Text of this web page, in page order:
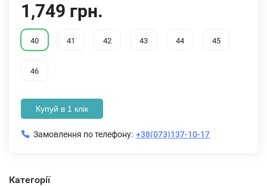
1,749 грн.
40 41 42 43 44 45
46
Купуй в 1 клік
Замовлення по телефону: +38(073)137-10-17
Категорії